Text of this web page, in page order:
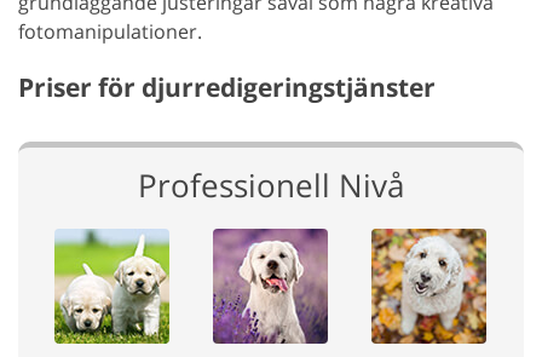
fotomanipulationer.
Priser för djurredigeringstjänster
Professionell Nivå